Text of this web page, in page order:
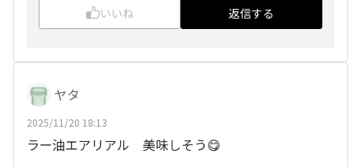
いいね 返信する
ヤタ
2025/11/20 18:13
ラー油エアリアル 美味しそう😋